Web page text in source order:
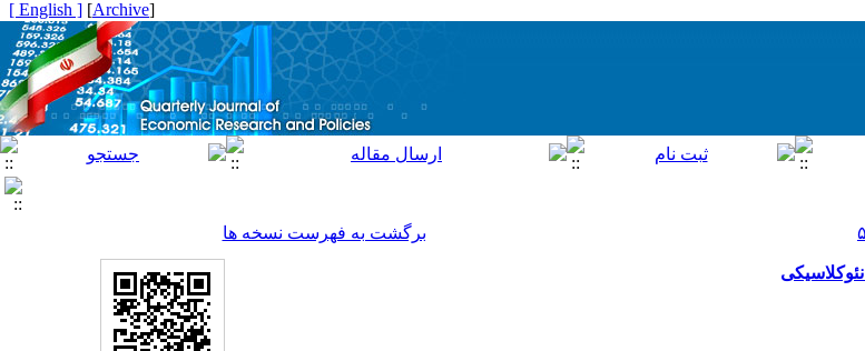
[
Archive
]
[ English ]
برگشت به فهرست نسخه ها